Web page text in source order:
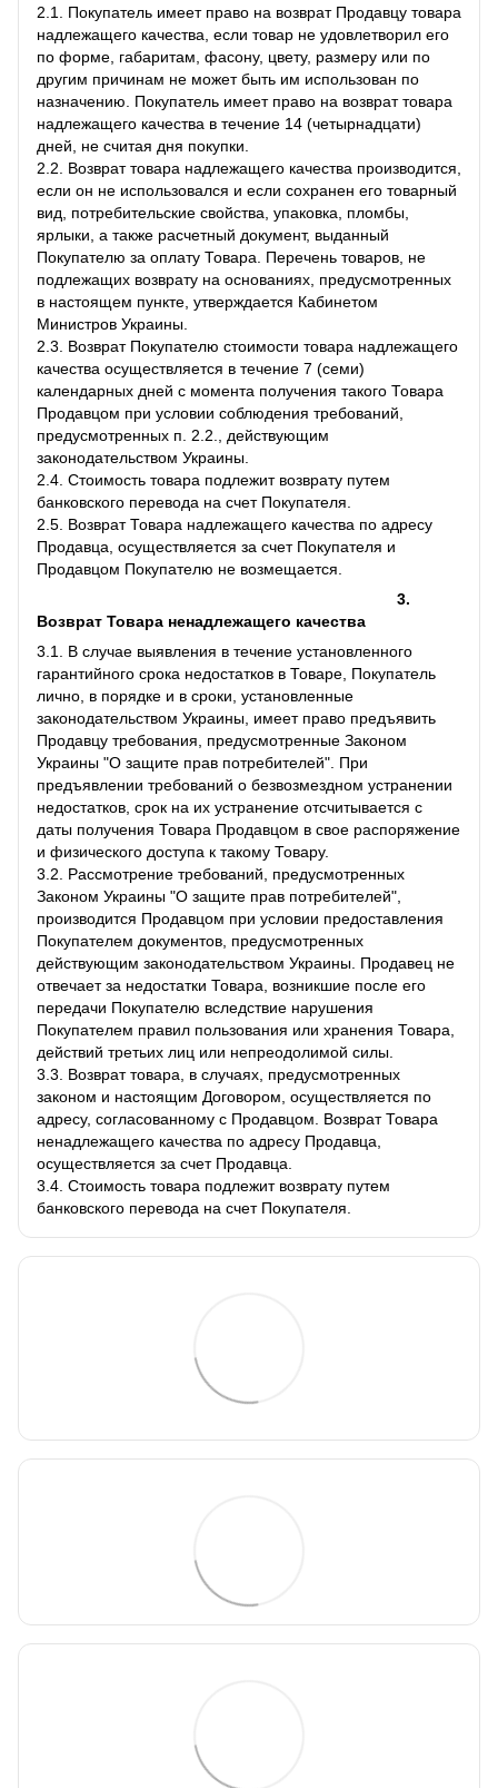
2.1. Покупатель имеет право на возврат Продавцу товара
надлежащего качества, если товар не удовлетворил его
по форме, габаритам, фасону, цвету, размеру или по
другим причинам не может быть им использован по
назначению. Покупатель имеет право на возврат товара
надлежащего качества в течение 14 (четырнадцати)
дней, не считая дня покупки.
2.2. Возврат товара надлежащего качества производится,
если он не использовался и если сохранен его товарный
вид, потребительские свойства, упаковка, пломбы,
ярлыки, а также расчетный документ, выданный
Покупателю за оплату Товара. Перечень товаров, не
подлежащих возврату на основаниях, предусмотренных
в настоящем пункте, утверждается Кабинетом
Министров Украины.
2.3. Возврат Покупателю стоимости товара надлежащего
качества осуществляется в течение 7 (семи)
календарных дней с момента получения такого Товара
Продавцом при условии соблюдения требований,
предусмотренных п. 2.2., действующим
законодательством Украины.
2.4. Стоимость товара подлежит возврату путем
банковского перевода на счет Покупателя.
2.5. Возврат Товара надлежащего качества по адресу
Продавца, осуществляется за счет Покупателя и
Продавцом Покупателю не возмещается.
3.
Возврат Товара ненадлежащего качества
3.1. В случае выявления в течение установленного
гарантийного срока недостатков в Товаре, Покупатель
лично, в порядке и в сроки, установленные
законодательством Украины, имеет право предъявить
Продавцу требования, предусмотренные Законом
Украины "О защите прав потребителей". При
предъявлении требований о безвозмездном устранении
недостатков, срок на их устранение отсчитывается с
даты получения Товара Продавцом в свое распоряжение
и физического доступа к такому Товару.
3.2. Рассмотрение требований, предусмотренных
Законом Украины "О защите прав потребителей",
производится Продавцом при условии предоставления
Покупателем документов, предусмотренных
действующим законодательством Украины. Продавец не
отвечает за недостатки Товара, возникшие после его
передачи Покупателю вследствие нарушения
Покупателем правил пользования или хранения Товара,
действий третьих лиц или непреодолимой силы.
3.3. Возврат товара, в случаях, предусмотренных
законом и настоящим Договором, осуществляется по
адресу, согласованному с Продавцом. Возврат Товара
ненадлежащего качества по адресу Продавца,
осуществляется за счет Продавца.
3.4. Стоимость товара подлежит возврату путем
банковского перевода на счет Покупателя.